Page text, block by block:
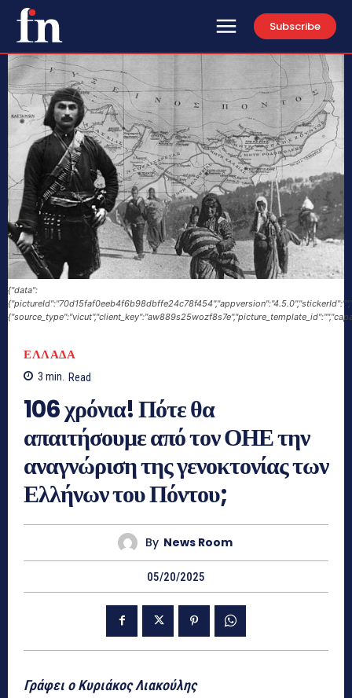
Subscribe
{"data":
ΕΛΛΑΔΑ
3 min. Read
106 χρόνια! Πότε θα
απαιτήσουμε από τον ΟΗΕ την
αναγνώριση της γενοκτονίας των
Ελλήνων του Πόντου;
By News Room
05/20/2025
Γράφει ο Κυριάκος Λιακούλης